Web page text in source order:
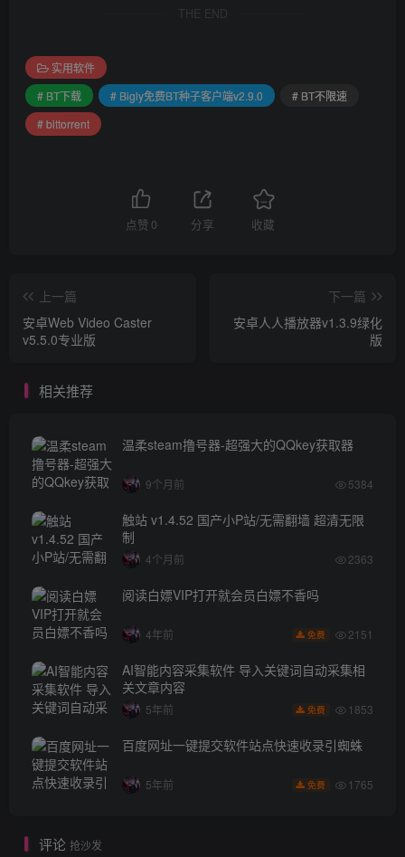
THE END
实用软件
# BT下载
# Bigly免费BT种子客户端v2.9.0
# BT不限速
# bittorrent
点赞 0 分享 收藏
上一篇
安卓Web Video Caster
v5.5.0专业版
下一篇
安卓人人播放器v1.3.9绿化
版
相关推荐
温柔steam撸号器-超强大的QQkey获取器
9个月前 5384
触站 v1.4.52 国产小P站/无需翻墙 超清无限
制
4个月前 2363
阅读白嫖VIP打开就会员白嫖不香吗
4年前 免费 2151
AI智能内容采集软件 导入关键词自动采集相
关文章内容
5年前 免费 1853
百度网址一键提交软件站点快速收录引蜘蛛
5年前 免费 1765
评论 抢沙发